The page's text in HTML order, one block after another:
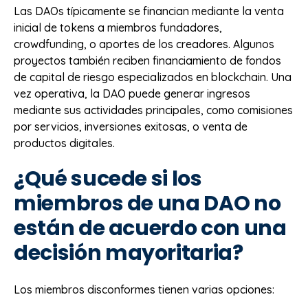
Las DAOs típicamente se financian mediante la venta
inicial de tokens a miembros fundadores,
crowdfunding, o aportes de los creadores. Algunos
proyectos también reciben financiamiento de fondos
de capital de riesgo especializados en blockchain. Una
vez operativa, la DAO puede generar ingresos
mediante sus actividades principales, como comisiones
por servicios, inversiones exitosas, o venta de
productos digitales.
¿Qué sucede si los
miembros de una DAO no
están de acuerdo con una
decisión mayoritaria?
Los miembros disconformes tienen varias opciones: